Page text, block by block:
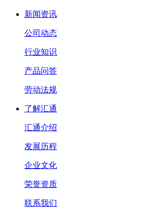
新闻资讯
公司动态
行业知识
产品问答
劳动法规
了解汇通
汇通介绍
发展历程
企业文化
荣誉资质
联系我们